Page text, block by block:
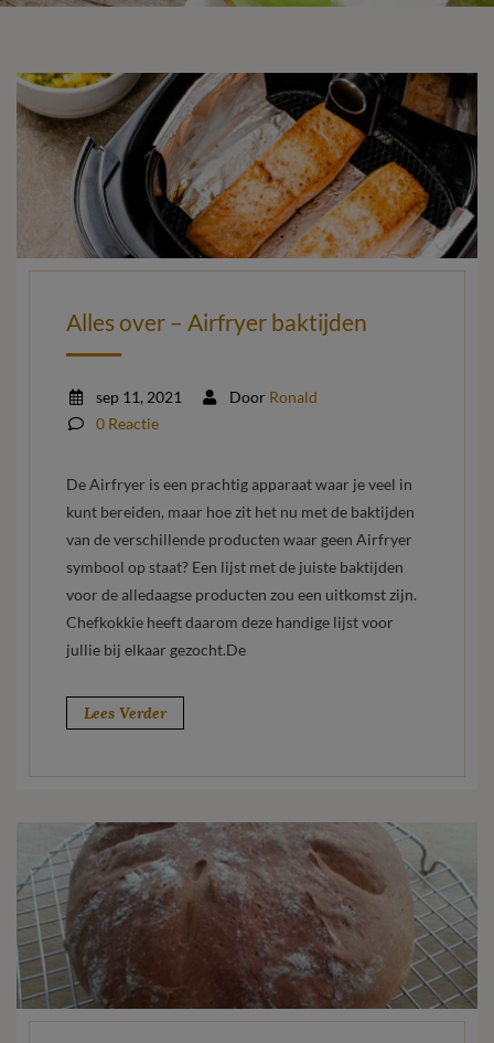
Alles over – Airfryer baktijden
sep 11, 2021 Door Ronald
0 Reactie
De Airfryer is een prachtig apparaat waar je veel in
kunt bereiden, maar hoe zit het nu met de baktijden
van de verschillende producten waar geen Airfryer
symbool op staat? Een lijst met de juiste baktijden
voor de alledaagse producten zou een uitkomst zijn.
Chefkokkie heeft daarom deze handige lijst voor
jullie bij elkaar gezocht.De
Lees Verder